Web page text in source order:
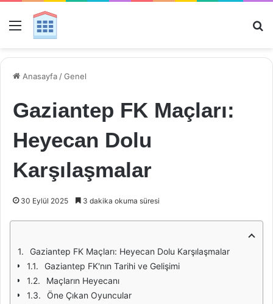
Menü
Anasayfa /Genel
Gaziantep FK Maçları:
Heyecan Dolu
Karşılaşmalar
30 Eylül 2025 3 dakika okuma süresi
Gaziantep FK Maçları: Heyecan Dolu Karşılaşmalar
Gaziantep FK'nın Tarihi ve Gelişimi
Maçların Heyecanı
Öne Çıkan Oyuncular